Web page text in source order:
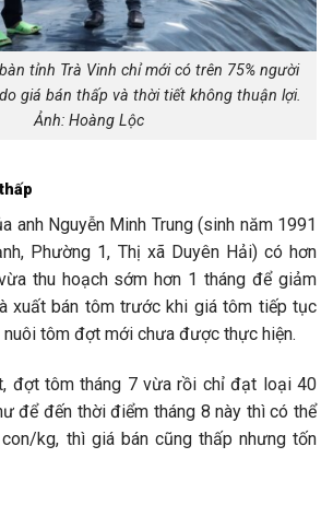
tỉnh Trà Vinh chỉ mới có trên 75% người
giá bán thấp và thời tiết không thuận lợi.
Ảnh: Hoàng Lộc
anh Nguyễn Minh Trung (sinh năm 1991
Phường 1, Thị xã Duyên Hải) có hơn
thu hoạch sớm hơn 1 tháng để giảm
xuất bán tôm trước khi giá tôm tiếp tục
tôm đợt mới chưa được thực hiện.
đợt tôm tháng 7 vừa rồi chỉ đạt loại 40
để đến thời điểm tháng 8 này thì có thể
kg, thì giá bán cũng thấp nhưng tốn